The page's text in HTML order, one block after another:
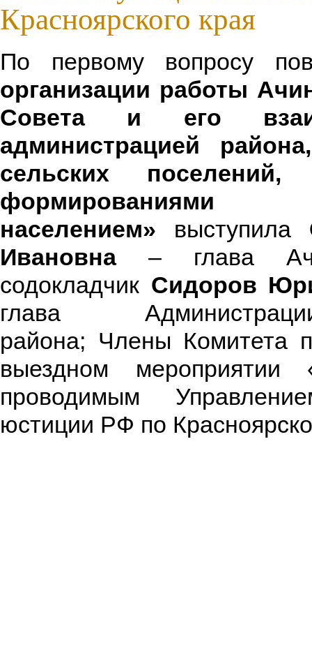
Красноярского края
По первому вопросу
организации работы
Совета и его
администрацией
сельских поселений,
населением» выступила
Ивановна– глава
содокладчик Сидоров
глава
района; Члены Комитета
выездном мероприятии
проводимым
юстиции РФ по